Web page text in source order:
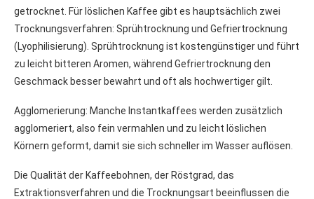
getrocknet. Für löslichen Kaffee gibt es hauptsächlich zwei
Trocknungsverfahren: Sprühtrocknung und Gefriertrocknung
(Lyophilisierung). Sprühtrocknung ist kostengünstiger und führt
zu leicht bitteren Aromen, während Gefriertrocknung den
Geschmack besser bewahrt und oft als hochwertiger gilt.
Agglomerierung: Manche Instantkaffees werden zusätzlich
agglomeriert, also fein vermahlen und zu leicht löslichen
Körnern geformt, damit sie sich schneller im Wasser auflösen.
Die Qualität der Kaffeebohnen, der Röstgrad, das
Extraktionsverfahren und die Trocknungsart beeinflussen die